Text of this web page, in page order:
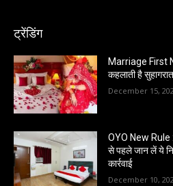
ट्रेंडिंग
Marriage First
कहलाती है
December 15,
OYO New Rule
से पहले जान लें ये
कार्रवाई
December 10,